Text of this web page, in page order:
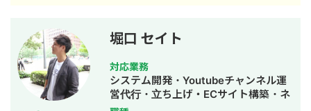
解決を実現する（Regional Yield
Solution REALIZE）」をミッションに
掲げ、岐阜県を拠点に全国の中小企
業・スタートアップを対象としたSNS
プロモーション・デジタルPR戦略支援
事業を展開。 Instagram・X・
事業立ち上げ。2年弱で累損を解消して
現在は月の営業利益300万円以上、年
商1億超えまでスケール ・SEO順位向
上のリライト、CVR改善のリライト経
験は数百本以上 ・1記事でのオーガニ
ックトラフィック1,000％改善、
堀口 セイト
対応業務
システム開発・Youtubeチャンネル運
営代行・立ち上げ・ECサイト構築・ネ
ットショップ作成代行・新規事業立